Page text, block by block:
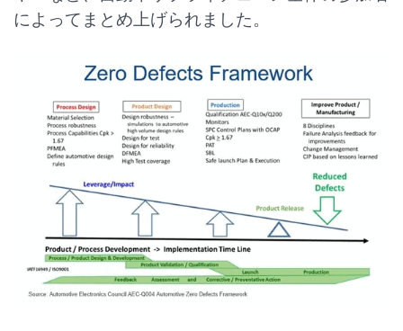
によってまとめ上げられました。